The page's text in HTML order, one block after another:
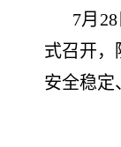
7月
式召开，
安全稳定